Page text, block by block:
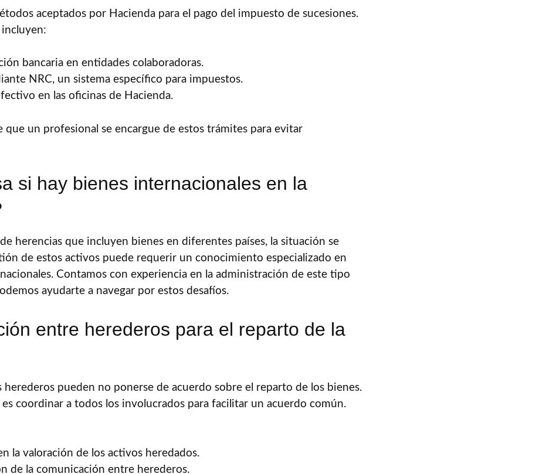
aceptados por Hacienda para el pago del impuesto de sucesiones.
bancaria en entidades colaboradoras.
NRC, un sistema específico para impuestos.
en las oficinas de Hacienda.
que un profesional se encargue de estos trámites para evitar
si hay bienes internacionales en la
herencias que incluyen bienes en diferentes países, la situación se
de estos activos puede requerir un conocimiento especializado en
Contamos con experiencia en la administración de este tipo
ayudarte a navegar por estos desafíos.
entre herederos para el reparto de la
herederos pueden no ponerse de acuerdo sobre el reparto de los bienes.
coordinar a todos los involucrados para facilitar un acuerdo común.
la valoración de los activos heredados.
de la comunicación entre herederos.